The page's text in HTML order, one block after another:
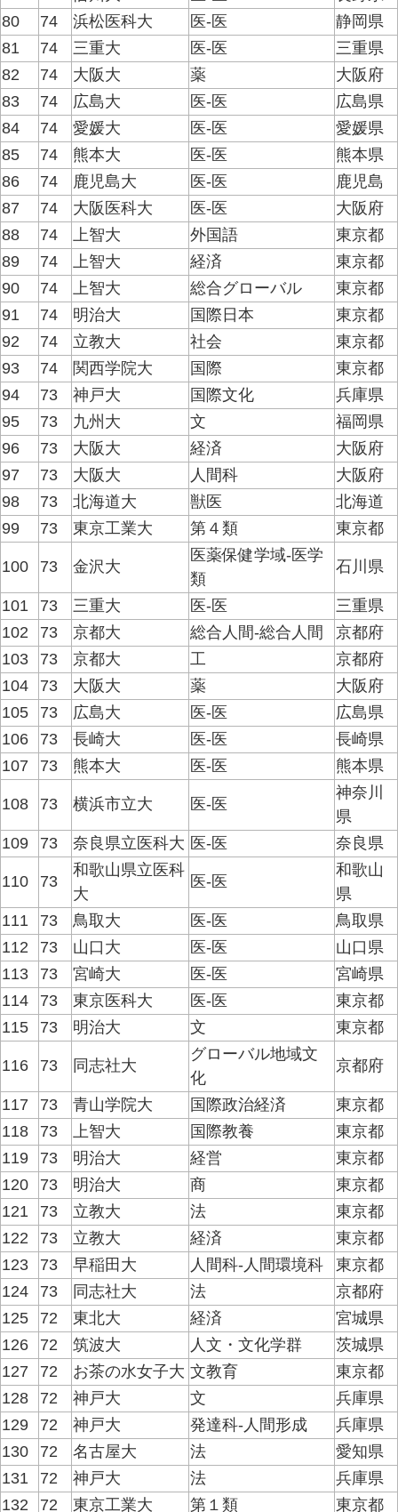
80
74 浜松医科大 医-医
静岡県
81
74 三重大 医-医
三重県
82
74 大阪大 薬
大阪府
83
74 広島大 医-医
広島県
84
74 愛媛大 医-医
愛媛県
85
74 熊本大 医-医
熊本県
86
74 鹿児島大 医-医
鹿児島
87
74 大阪医科大 医-医
大阪府
88
74 上智大 外国語
東京都
89
74 上智大 経済
東京都
90
74 上智大 総合グローバル
東京都
91
74 明治大 国際日本
東京都
92
74 立教大 社会
東京都
93
74 関西学院大 国際
東京都
94
73 神戸大 国際文化
兵庫県
95
73 九州大 文
福岡県
96
73 大阪大 経済
大阪府
97
73 大阪大 人間科
大阪府
98
73 北海道大 獣医
北海道
99
73 東京工業大 第４類 東京都
100 73 金沢大
医薬保健学域-医学
類
石川県
101 73 三重大 医-医
三重県
102
73 京都大 総合人間-総合人間
京都府
103
73 京都大 工
京都府
104
73 大阪大 薬
大阪府
105
73 広島大 医-医
広島県
106
73 長崎大 医-医
長崎県
107
73 熊本大 医-医 熊本県
108 73 横浜市立大 医-医
神奈川
県
109
73 奈良県立医科大 医-医 奈良県
110 73
和歌山県立医科
大
医-医
和歌山
県
111
73 鳥取大 医-医
鳥取県
112
73 山口大 医-医
山口県
113
73 宮崎大 医-医
宮崎県
114
73 東京医科大 医-医
東京都
115
73 明治大 文 東京都
116 73 同志社大
グローバル地域文
化
京都府
117 73 青山学院大 国際政治経済
東京都
118
73 上智大 国際教養
東京都
119
73 明治大 経営
東京都
120
73 明治大 商
東京都
121
73 立教大 法
東京都
122
73 立教大 経済
東京都
123
73 早稲田大 人間科-人間環境科
東京都
124
73 同志社大 法
京都府
125
72 東北大 経済
宮城県
126
72 筑波大 人文・文化学群
茨城県
127
72 お茶の水女子大 文教育
東京都
128
72 神戸大 文
兵庫県
129
72 神戸大 発達科-人間形成
兵庫県
130
72 名古屋大 法
愛知県
131
72 神戸大 法
兵庫県
132
72 東京工業大 第１類
東京都